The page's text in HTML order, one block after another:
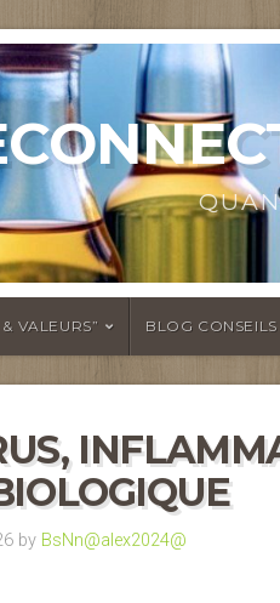
VALEURS” BLOG
by BsNn@alex2024@